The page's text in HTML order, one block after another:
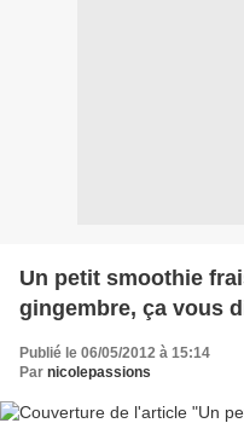
Un petit smoothie
gingembre, ça vous
Publié le 06/05/2012 à 15:14
Par nicolepassions